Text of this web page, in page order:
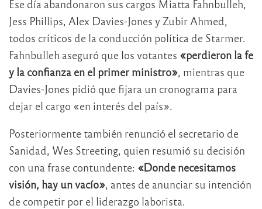
Ese día abandonaron sus cargos Miatta Fahnbulleh,
Jess Phillips, Alex Davies-Jones y Zubir Ahmed,
todos críticos de la conducción política de Starmer.
Fahnbulleh aseguró que los votantes «perdieron la fe
y la confianza en el primer ministro», mientras que
Davies-Jones pidió que fijara un cronograma para
dejar el cargo «en interés del país».
Posteriormente también renunció el secretario de
Sanidad, Wes Streeting, quien resumió su decisión
con una frase contundente: «Donde necesitamos
visión, hay un vacío», antes de anunciar su intención
de competir por el liderazgo laborista.